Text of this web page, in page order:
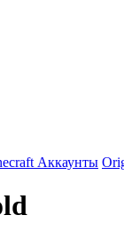
Аккаунты